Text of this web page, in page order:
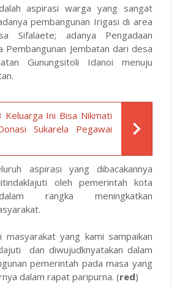
aspirasi warga yang sangat
pembangunan Irigasi di area
Sifalaete; adanya Pengadaan
Pembangunan Jembatan dari desa
Gunungsitoli Idanoi menuju
Keluarga Ini Bisa Nikmati
Sukarela Pegawai
aspirasi yang dibacakannya
oleh pemerintah kota
rangka meningkatkan
masyarakat yang kami sampaikan
dan diwujudknyatakan dalam
pemerintah pada masa yang
dalam rapat paripurna. (red)